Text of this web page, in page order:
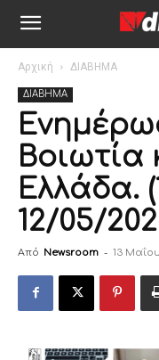
Αρχική ΔΙΑΒΗΜΑ
ΔΙΑΒΗΜΑ
Βοιωτία
Ελλάδα.
12/05/
Από Newsroom - 13